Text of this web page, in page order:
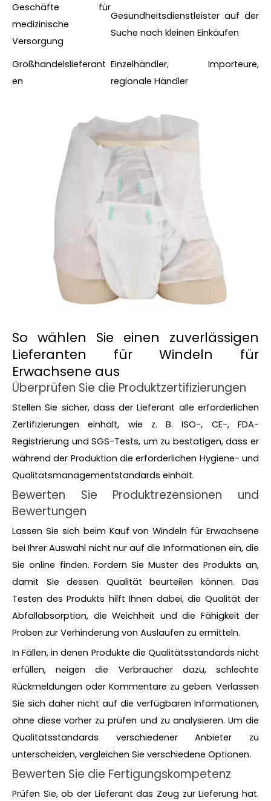
Geschäfte für
medizinische
Versorgung
Gesundheitsdienstleister auf der
Suche nach kleinen Einkäufen
Großhandelslieferant
en
Einzelhändler, Importeure,
regionale Händler
So wählen Sie einen zuverlässigen
Lieferanten für Windeln für
Erwachsene aus
Überprüfen Sie die Produktzertifizierungen
Stellen Sie sicher, dass der Lieferant alle erforderlichen
Zertifizierungen einhält, wie z. B. ISO-, CE-, FDA-
Registrierung und SGS-Tests, um zu bestätigen, dass er
während der Produktion die erforderlichen Hygiene- und
Qualitätsmanagementstandards einhält.
Bewerten Sie Produktrezensionen und
Bewertungen
Lassen Sie sich beim Kauf von Windeln für Erwachsene
bei Ihrer Auswahl nicht nur auf die Informationen ein, die
Sie online finden. Fordern Sie Muster des Produkts an,
damit Sie dessen Qualität beurteilen können. Das
Testen des Produkts hilft Ihnen dabei, die Qualität der
Abfallabsorption, die Weichheit und die Fähigkeit der
Proben zur Verhinderung von Auslaufen zu ermitteln.
In Fällen, in denen Produkte die Qualitätsstandards nicht
erfüllen, neigen die Verbraucher dazu, schlechte
Rückmeldungen oder Kommentare zu geben. Verlassen
Sie sich daher nicht auf die verfügbaren Informationen,
ohne diese vorher zu prüfen und zu analysieren. Um die
Qualitätsstandards verschiedener Anbieter zu
unterscheiden, vergleichen Sie verschiedene Optionen.
Bewerten Sie die Fertigungskompetenz
Prüfen Sie, ob der Lieferant das Zeug zur Lieferung hat.